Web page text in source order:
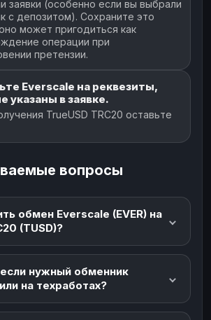
заявки (особенно если вы выбрали
с депозитом). Сохраните это
может пригодиться как
операции при
претензии.
Everscale на реквезиты,
указаны в заявке.
TrueUSD TRC20 оставьте
вопросы
обмен Everscale (EVER) на
(TUSD)?
нужный обменник
на техработах?